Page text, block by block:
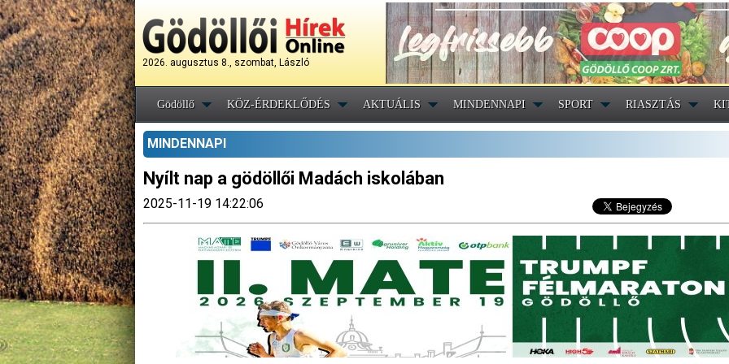
2026. augusztus 8., szombat, László
Gödöllő KÖZ-ÉRDEKLŐDÉS AKTUÁLIS MINDENNAPI SPORT RIASZTÁS
MINDENNAPI
Nyílt nap a gödöllői Madách iskolában
2025-11-19 14:22:06